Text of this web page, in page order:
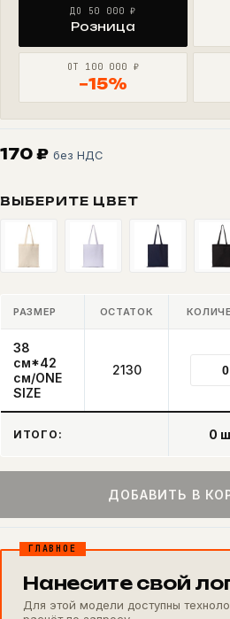
ДО 50 000 ₽
Розница
ОТ 100 000 ₽
−15%
170 ₽ без НДС
ВЫБЕРИТЕ ЦВЕТ
РАЗМЕР ОСТАТОК
38
см*42
см/ONE
SIZE
2130
ИТОГО: 0
ДОБАВИТЬ В
ГЛАВНОЕ
Нанесите свой
Для этой модели доступны